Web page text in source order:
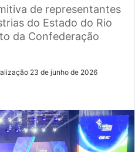
de representantes
do Estado do Rio
da Confederação
23 de junho de 2026